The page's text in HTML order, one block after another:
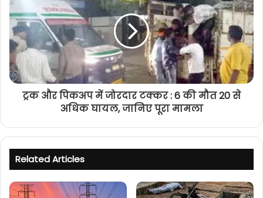
ट्रक और पिकअप में जोरदार टक्कर : 6 की मौत 20 से
अधिक घायल, जानिए पूरा मामला
Related Articles